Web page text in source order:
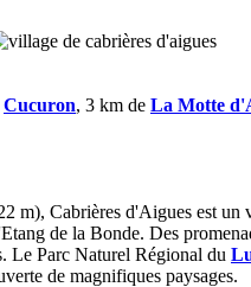
Cucuron, 3 km de La Motte
m), Cabrières d'Aigues est un
de la Bonde. Des
Le Parc Naturel Régional du
de magnifiques paysages.